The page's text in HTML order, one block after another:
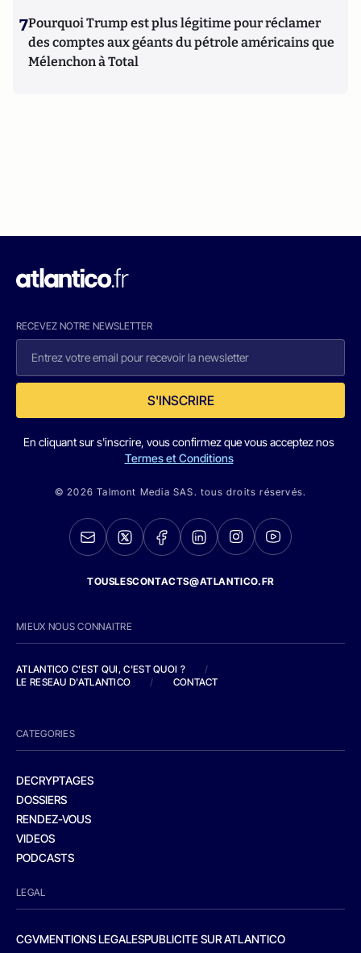
7Pourquoi Trump est plus légitime pour réclamer
des comptes aux géants du pétrole américains que
Mélenchon à Total
RECEVEZ NOTRE NEWSLETTER
S'INSCRIRE
En cliquant sur s'inscrire, vous confirmez que vous acceptez nos
Termes et Conditions
© 2026 Talmont Media SAS. tous droits réservés.
TOUSLESCONTACTS@ATLANTICO.FR
MIEUX NOUS CONNAITRE
ATLANTICO C'EST QUI, C'EST QUOI ?
/
LE RESEAU D'ATLANTICO
/ CONTACT
CATEGORIES
DECRYPTAGES
DOSSIERS
RENDEZ-VOUS
VIDEOS
PODCASTS
LEGAL
CGVMENTIONS LEGALESPUBLICITE SUR ATLANTICO